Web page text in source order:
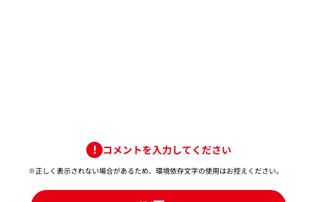
コメントを入力してください
※正しく表示されない場合があるため、環境依存文字の使用はお控えください。​